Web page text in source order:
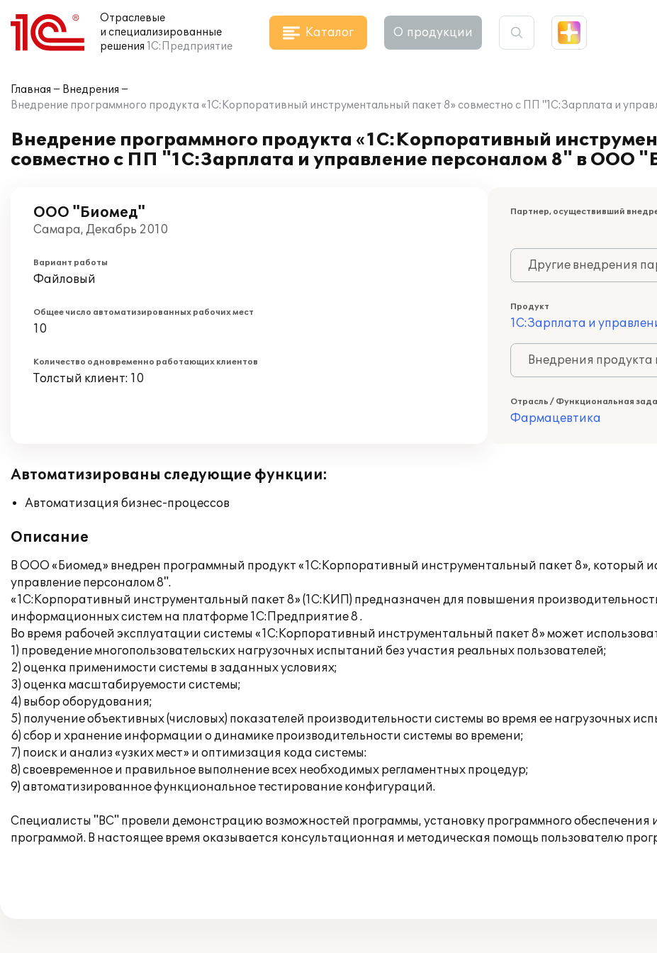
Отраслевые
и специализированные
решения 1С:Предприятие
Каталог О продукции
Главная
Внедрения
Внедрение программного продукта «1С:Корпоративный инструментальный пакет 8» совместно с ПП "1С:Зарплата и
Внедрение программного продукта «1С:Корпоративный
совместно с ПП "1С:Зарплата и управление персоналом 8" в ООО
ООО "Биомед"
Самара, Декабрь 2010
Вариант работы
Файловый
Общее число автоматизированных рабочих мест
10
Количество одновременно работающих клиентов
Толстый клиент: 10
Партнер, осуществивший
Другие внедрения
Продукт
1С:Зарплата и
Внедрения
Отрасль / Функциональная
Фармацевтика
Автоматизированы следующие функции:
Автоматизация бизнес-процессов
Описание
В ООО «Биомед» внедрен программный продукт «1С:Корпоративный инструментальный пакет 8», который
управление персоналом 8".
«1С:Корпоративный инструментальный пакет 8» (1С:КИП) предназначен для повышения
информационных систем на платформе 1С:Предприятие 8 .
Во время рабочей эксплуатации системы «1С:Корпоративный инструментальный пакет 8» может
1) проведение многопользовательских нагрузочных испытаний без участия реальных пользователей;
2) оценка применимости системы в заданных условиях;
3) оценка масштабируемости системы;
4) выбор оборудования;
5) получение объективных (числовых) показателей производительности системы во время ее нагрузочных
6) сбор и хранение информации о динамике производительности системы во времени;
7) поиск и анализ «узких мест» и оптимизация кода системы:
8) своевременное и правильное выполнение всех необходимых регламентных процедур;
9) автоматизированное функциональное тестирование конфигураций.
Специалисты "ВС" провели демонстрацию возможностей программы, установку программного обеспечения
программой. В настоящее время оказывается консультационная и методическая помощь пользователю